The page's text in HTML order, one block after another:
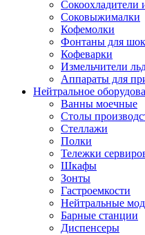
Сокоохладители
Соковыжималки
Кофемолки
Фонтаны для
Кофеварки
Измельчители
Аппараты для
Нейтральное
Ванны моечные
Столы
Стеллажи
Полки
Тележки
Шкафы
Зонты
Гастроемкости
Нейтральные
Барные станции
Диспенсеры